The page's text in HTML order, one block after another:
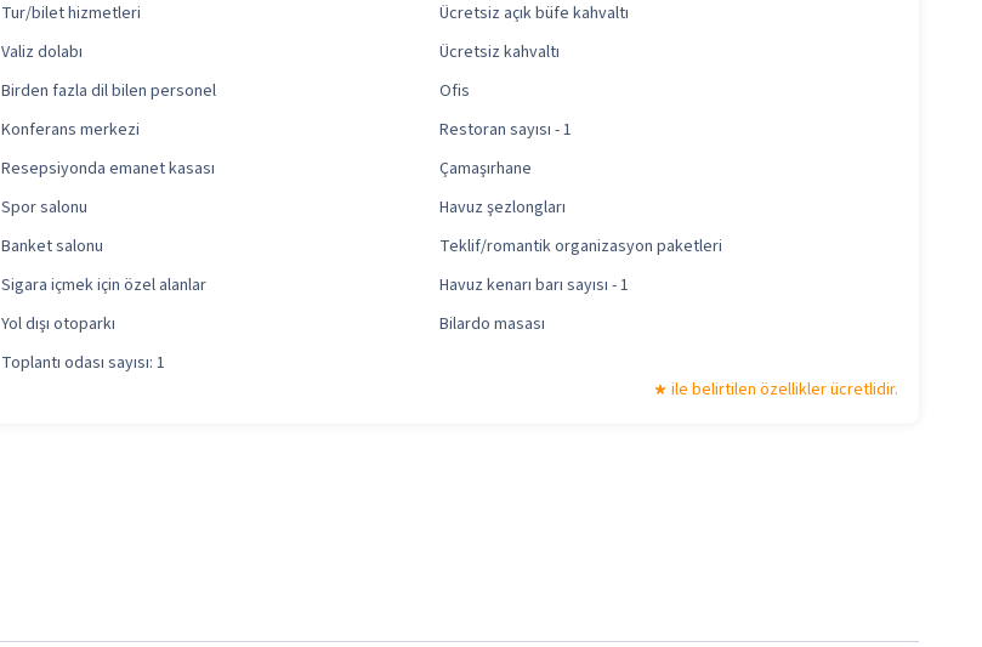
Tur/bilet hizmetleri
Ücretsiz açık büfe kahvaltı
Valiz dolabı
Ücretsiz kahvaltı
Birden fazla dil bilen personel
Ofis
Konferans merkezi
Restoran sayısı - 1
Resepsiyonda emanet kasası
Çamaşırhane
Spor salonu
Havuz şezlongları
Banket salonu
Teklif/romantik organizasyon paketleri
Sigara içmek için özel alanlar
Havuz kenarı barı sayısı - 1
Yol dışı otoparkı
Bilardo masası
Toplantı odası sayısı: 1
ile belirtilen özellikler ücretlidir.